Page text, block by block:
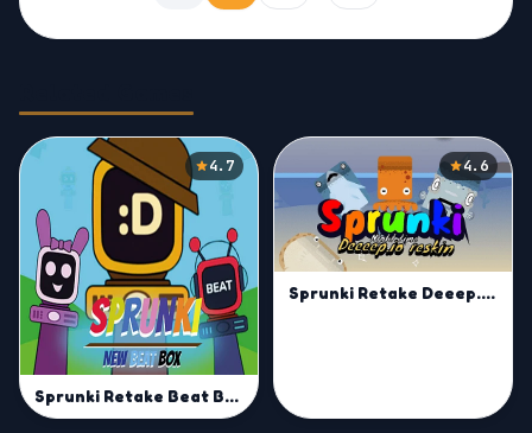
4.7
Sprunki Retake Beat Box
4.6
Sprunki Retake Deeep.io Reskin